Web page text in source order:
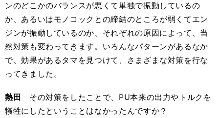
ンのどこかのバランスが悪くて単独で振動しているの
か、あるいはモノコックとの締結のところが弱くてエン
ジンが振動しているのか、それぞれの原因によって、当
然対策も変わってきます。いろんなパターンがあるなか
で、効果があるタマを見つけて、さまざまな対策を行な
ってきました。
熱田
その対策をしたことで、PU本来の出力やトルクを
犠牲にしたということはなかったんですか？